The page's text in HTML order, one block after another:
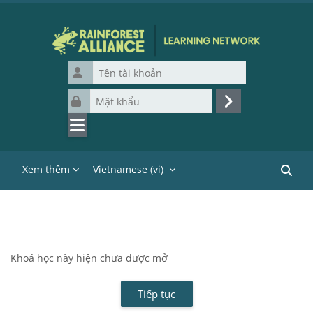
Tên tài khoản
Mật khẩu
Đăng nhập
Xem thêm Vietnamese ‎(vi)‎
Tìm
Khoá học này hiện chưa được mở
Tiếp tục